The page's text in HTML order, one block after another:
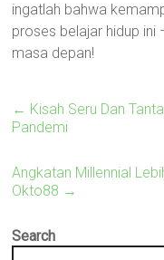
ingatlah bahwa
proses belajar hidup ini
masa depan!
← Kisah Seru Dan
Pandemi
Angkatan Millennial
Okto88 →
Search